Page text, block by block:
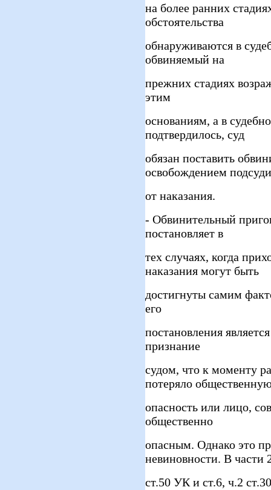
на более ранних
обстоятельства
обнаруживаются в
обвиняемый на
прежних стадиях
этим
основаниям, а в
подтвердилось, суд
обязан поставить
освобождением
от наказания.
- Обвинительный
постановляет в
тех случаях, когда
наказания могут быть
достигнуты самим
его
постановления
признание
судом, что к моменту
потеряло
опасность или лицо,
общественно
опасным. Однако это
невиновности. В части
ст.50 УК и ст.6, ч.2